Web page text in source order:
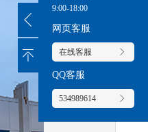
9:00-18:00
网页客服
在线客服
QQ客服
534989614